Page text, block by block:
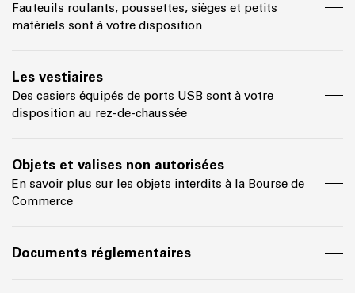
Fauteuils roulants, poussettes, sièges et petits
matériels sont à votre disposition
Les vestiaires
Des casiers équipés de ports USB sont à votre
disposition au rez-de-chaussée
Objets et valises non autorisées
En savoir plus sur les objets interdits à la Bourse de
Commerce
Documents réglementaires